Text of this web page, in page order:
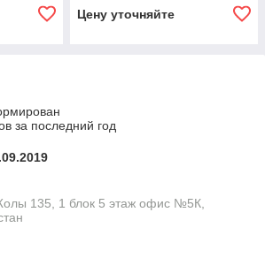
Цену уточняйте
за последний год
135, 1 блок 5 этаж офис №5К,